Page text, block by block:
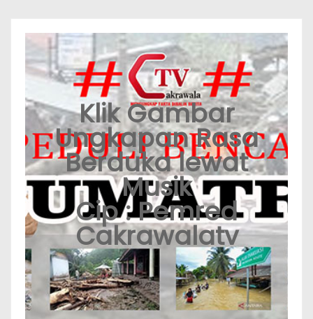
Klik Gambar
Ungkapan Rasa
Berduka lewat
Musik
Cip : Pemred
Cakrawalatv